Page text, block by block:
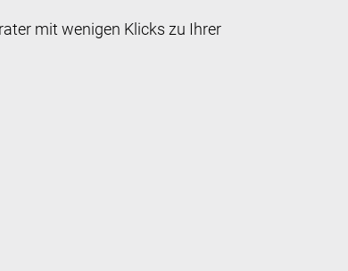
mit wenigen Klicks zu Ihrer